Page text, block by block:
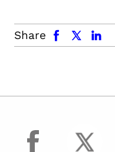
Share
facebook x.com linkedin
facebook